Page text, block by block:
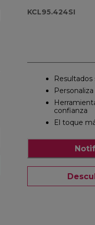
KCL95.424SI
confianza
El toque